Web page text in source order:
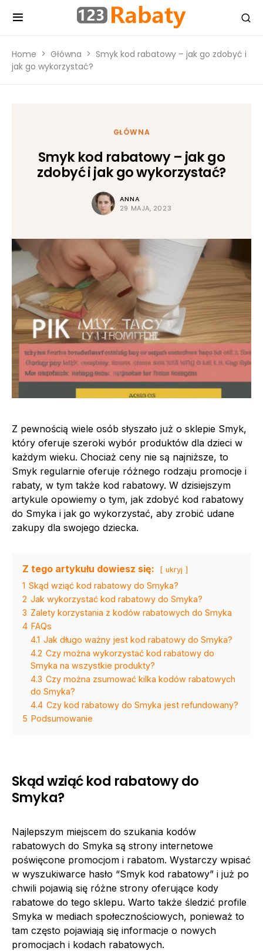
Home Główna
Smyk kod rabatowy – jak go zdobyć i
jak go wykorzystać?
GŁÓWNA
Smyk kod rabatowy – jak go
zdobyć i jak go wykorzystać?
ANNA
29 MAJA, 2023
Z pewnością wiele osób słyszało już o sklepie Smyk,
który oferuje szeroki wybór produktów dla dzieci w
każdym wieku. Chociaż ceny nie są najniższe, to
Smyk regularnie oferuje różnego rodzaju promocje i
rabaty, w tym także kod rabatowy. W dzisiejszym
artykule opowiemy o tym, jak zdobyć kod rabatowy
do Smyka i jak go wykorzystać, aby zrobić udane
zakupy dla swojego dziecka.
Z tego artykułu dowiesz się: ukryj
1 Skąd wziąć kod rabatowy do Smyka?
2 Jak wykorzystać kod rabatowy do Smyka?
3 Zalety korzystania z kodów rabatowych do Smyka
4 FAQs
4.1 Jak długo ważny jest kod rabatowy do Smyka?
4.2 Czy można wykorzystać kod rabatowy do
Smyka na wszystkie produkty?
4.3 Czy można zsumować kilka kodów rabatowych
do Smyka?
4.4 Czy kod rabatowy do Smyka jest refundowany?
5 Podsumowanie
Skąd wziąć kod rabatowy do
Smyka?
Najlepszym miejscem do szukania kodów
rabatowych do Smyka są strony internetowe
poświęcone promocjom i rabatom. Wystarczy wpisać
w wyszukiwarce hasło “Smyk kod rabatowy” i już po
chwili pojawią się różne strony oferujące kody
rabatowe do tego sklepu. Warto także śledzić profile
Smyka w mediach społecznościowych, ponieważ to
tam często pojawiają się informacje o nowych
promocjach i kodach rabatowych.